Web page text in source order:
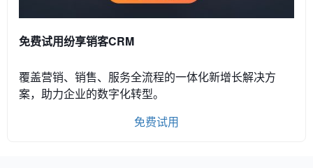
免费试用纷享销客CRM
覆盖营销、销售、服务全流程的一体化新增长解决方
案，助力企业的数字化转型。
免费试用